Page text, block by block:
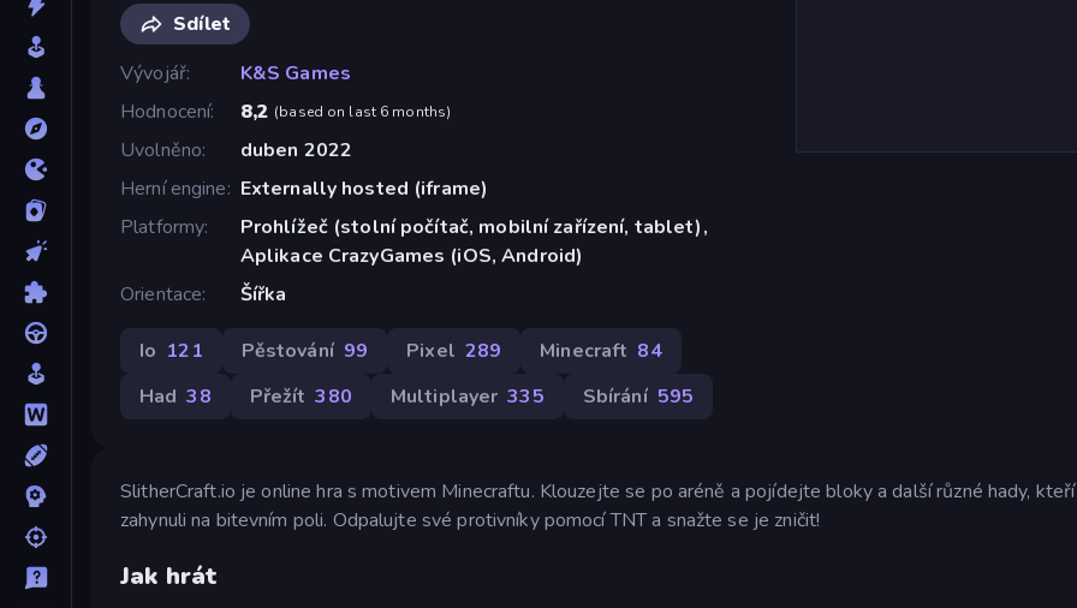
Sdílet
Vývojář
K&S Games
Hodnocení
8,2 (based on last 6 months)
Uvolněno
duben 2022
Herní engine
Externally hosted (iframe)
Platformy
Prohlížeč (stolní počítač, mobilní zařízení, tablet),
Aplikace CrazyGames (iOS, Android)
Orientace
Šířka
Io 121 Pěstování 99 Pixel 289 Minecraft 84
Had 38 Přežít 380 Multiplayer 335 Sbírání 595
SlitherCraft.io je online hra s motivem Minecraftu. Klouzejte se po aréně a pojídejte bloky a další různé hady, kteří
zahynuli na bitevním poli. Odpalujte své protivníky pomocí TNT a snažte se je zničit!
Jak hrát